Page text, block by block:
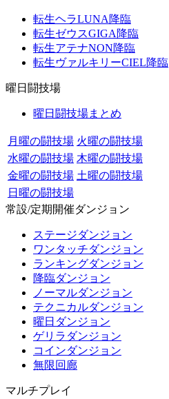
転生ヘラLUNA降臨
転生ゼウスGIGA降臨
転生アテナNON降臨
転生ヴァルキリーCIEL降臨
曜日闘技場
曜日闘技場まとめ
月曜の闘技場 火曜の闘技場
水曜の闘技場 木曜の闘技場
金曜の闘技場 土曜の闘技場
日曜の闘技場
常設/定期開催ダンジョン
ステージダンジョン
ワンタッチダンジョン
ランキングダンジョン
降臨ダンジョン
ノーマルダンジョン
テクニカルダンジョン
曜日ダンジョン
ゲリラダンジョン
コインダンジョン
無限回廊
マルチプレイ